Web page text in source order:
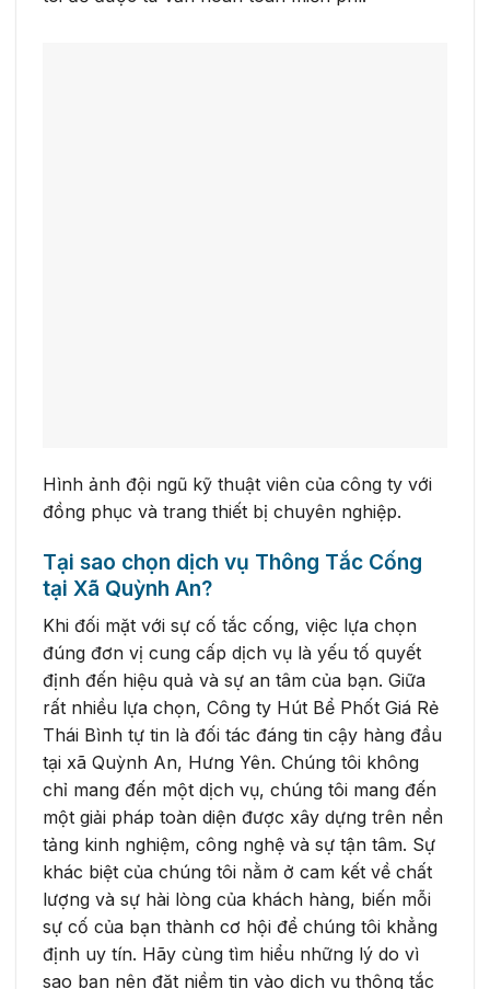
Hình ảnh đội ngũ kỹ thuật viên của công ty với
đồng phục và trang thiết bị chuyên nghiệp.
Tại sao chọn dịch vụ Thông Tắc Cống
tại Xã Quỳnh An?
Khi đối mặt với sự cố tắc cống, việc lựa chọn
đúng đơn vị cung cấp dịch vụ là yếu tố quyết
định đến hiệu quả và sự an tâm của bạn. Giữa
rất nhiều lựa chọn, Công ty Hút Bể Phốt Giá Rẻ
Thái Bình tự tin là đối tác đáng tin cậy hàng đầu
tại xã Quỳnh An, Hưng Yên. Chúng tôi không
chỉ mang đến một dịch vụ, chúng tôi mang đến
một giải pháp toàn diện được xây dựng trên nền
tảng kinh nghiệm, công nghệ và sự tận tâm. Sự
khác biệt của chúng tôi nằm ở cam kết về chất
lượng và sự hài lòng của khách hàng, biến mỗi
sự cố của bạn thành cơ hội để chúng tôi khẳng
định uy tín. Hãy cùng tìm hiểu những lý do vì
sao bạn nên đặt niềm tin vào dịch vụ thông tắc